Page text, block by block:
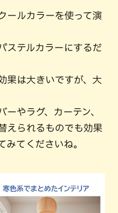
ールカラーを使って演
ステルカラーにするだ
果は大きいですが、大
やラグ、カーテン、
えられるものでも効果
みてくださいね。